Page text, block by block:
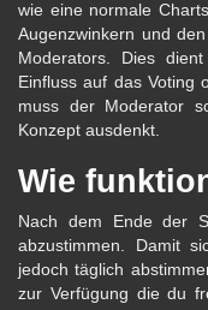
wie eine normale
Augenzwinkern und
Moderators. Dies
Einfluss auf das Voting
muss der Moderator
Konzept ausdenkt.
Wie
Nach dem Ende der
abzustimmen. Damit
jedoch täglich
zur Verfügung die du